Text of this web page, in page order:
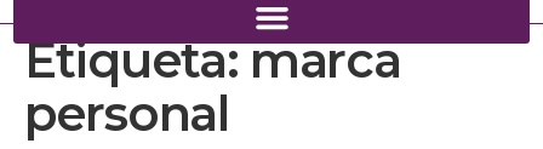
Etiqueta:marca
personal